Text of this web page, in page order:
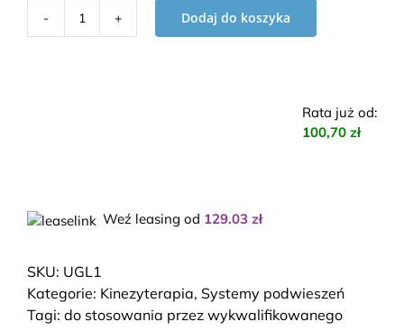
ilość
Dodaj do koszyka
Rata już od:
100,70 zł
Weź leasing od 129.03 zł
SKU: UGL1
Kategorie: Kinezyterapia, Systemy podwieszeń
Tagi: do stosowania przez wykwalifikowanego